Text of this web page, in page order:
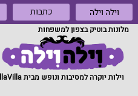
וילה וילה כתבות
מלונות בוטיק בצפון למשפחות
וילות יוקרה למסיבות ונופש מבית VillaVilla